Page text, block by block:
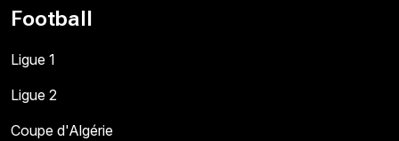
Football
Ligue 1
Ligue 2
Coupe d'Algérie